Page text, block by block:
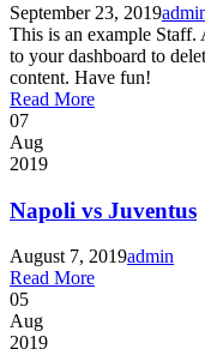
September 23, 2019
This is an example Staff.
to your dashboard to
content. Have fun!
Read More
07
Aug
2019
Napoli vs Juventus
August 7, 2019admin
Read More
05
Aug
2019